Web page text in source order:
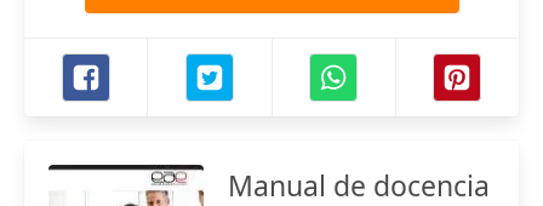
Manual de docencia